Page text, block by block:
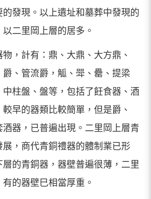
發現。以上遺址和墓葬中發現的
二里岡上層的居多。
，計有：鼎、大鼎、大方鼎、
、管流爵，觚、斝、罍、提梁
柱盤、盤等，包括了飪食器、酒
早的器類比較簡單，但是爵、
器，已普遍出現。二里岡上層青
，商代青銅禮器的體制業已形
的青銅器，器壁普遍很薄，二里
的器壁巳相當厚重。